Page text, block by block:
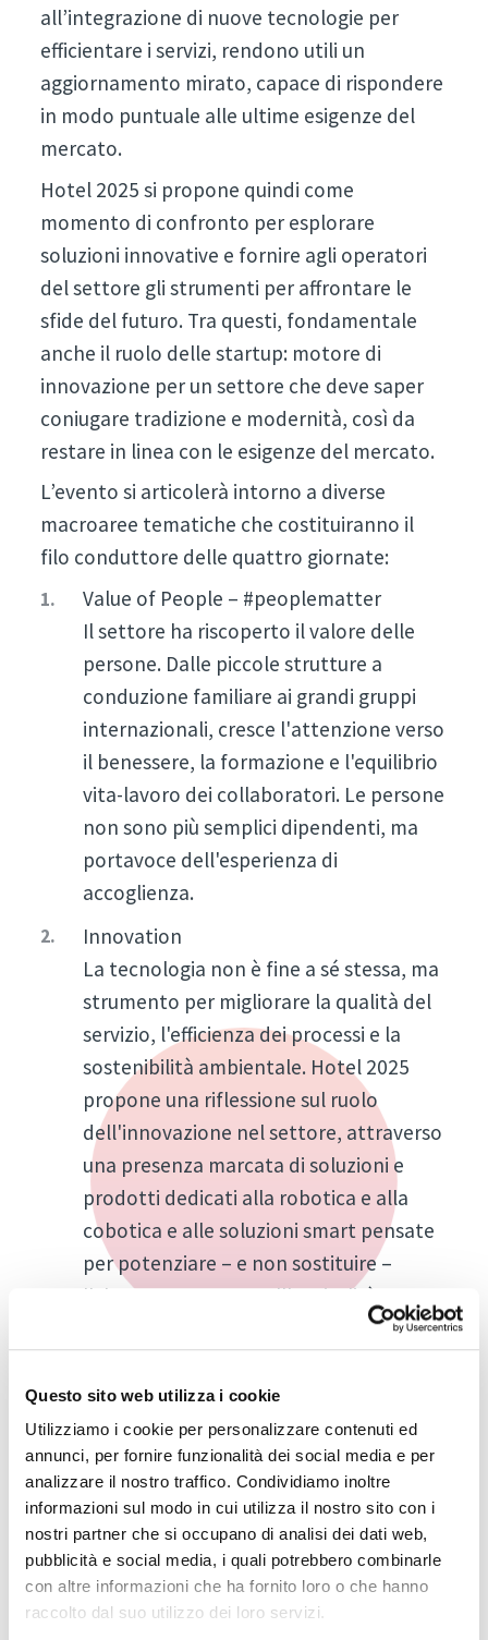
Questo sito web utilizza i cookie
Utilizziamo i cookie per personalizzare contenuti ed
annunci, per fornire funzionalità dei social media e per
analizzare il nostro traffico. Condividiamo inoltre
informazioni sul modo in cui utilizza il nostro sito con i
nostri partner che si occupano di analisi dei dati web,
pubblicità e social media, i quali potrebbero combinarle
con altre informazioni che ha fornito loro o che hanno
raccolto dal suo utilizzo dei loro servizi.
all’integrazione di nuove tecnologie per
efficientare i servizi, rendono utili un
aggiornamento mirato, capace di rispondere
in modo puntuale alle ultime esigenze del
mercato.
Hotel 2025 si propone quindi come
momento di confronto per esplorare
soluzioni innovative e fornire agli operatori
del settore gli strumenti per affrontare le
sfide del futuro. Tra questi, fondamentale
anche il ruolo delle startup: motore di
innovazione per un settore che deve saper
coniugare tradizione e modernità, così da
restare in linea con le esigenze del mercato.
L’evento si articolerà intorno a diverse
macroaree tematiche che costituiranno il
filo conduttore delle quattro giornate:
Value of People – #peoplematter
Il settore ha riscoperto il valore delle
persone. Dalle piccole strutture a
conduzione familiare ai grandi gruppi
internazionali, cresce l'attenzione verso
il benessere, la formazione e l'equilibrio
vita-lavoro dei collaboratori. Le persone
non sono più semplici dipendenti, ma
portavoce dell'esperienza di
accoglienza.
Innovation
La tecnologia non è fine a sé stessa, ma
strumento per migliorare la qualità del
servizio, l'efficienza dei processi e la
sostenibilità ambientale. Hotel 2025
propone una riflessione sul ruolo
dell'innovazione nel settore, attraverso
una presenza marcata di soluzioni e
prodotti dedicati alla robotica e alla
cobotica e alle soluzioni smart pensate
per potenziare – e non sostituire –
l'elemento umano nell'ospitalità.
Food & Drink
ingredienti stagionali e locali. Questa
categoria punta a valorizzare i prodotti
etici e sostenibili, promuovendo un
approccio gastronomico che coniuga
benessere individuale e rispetto per
l'ecosistema.